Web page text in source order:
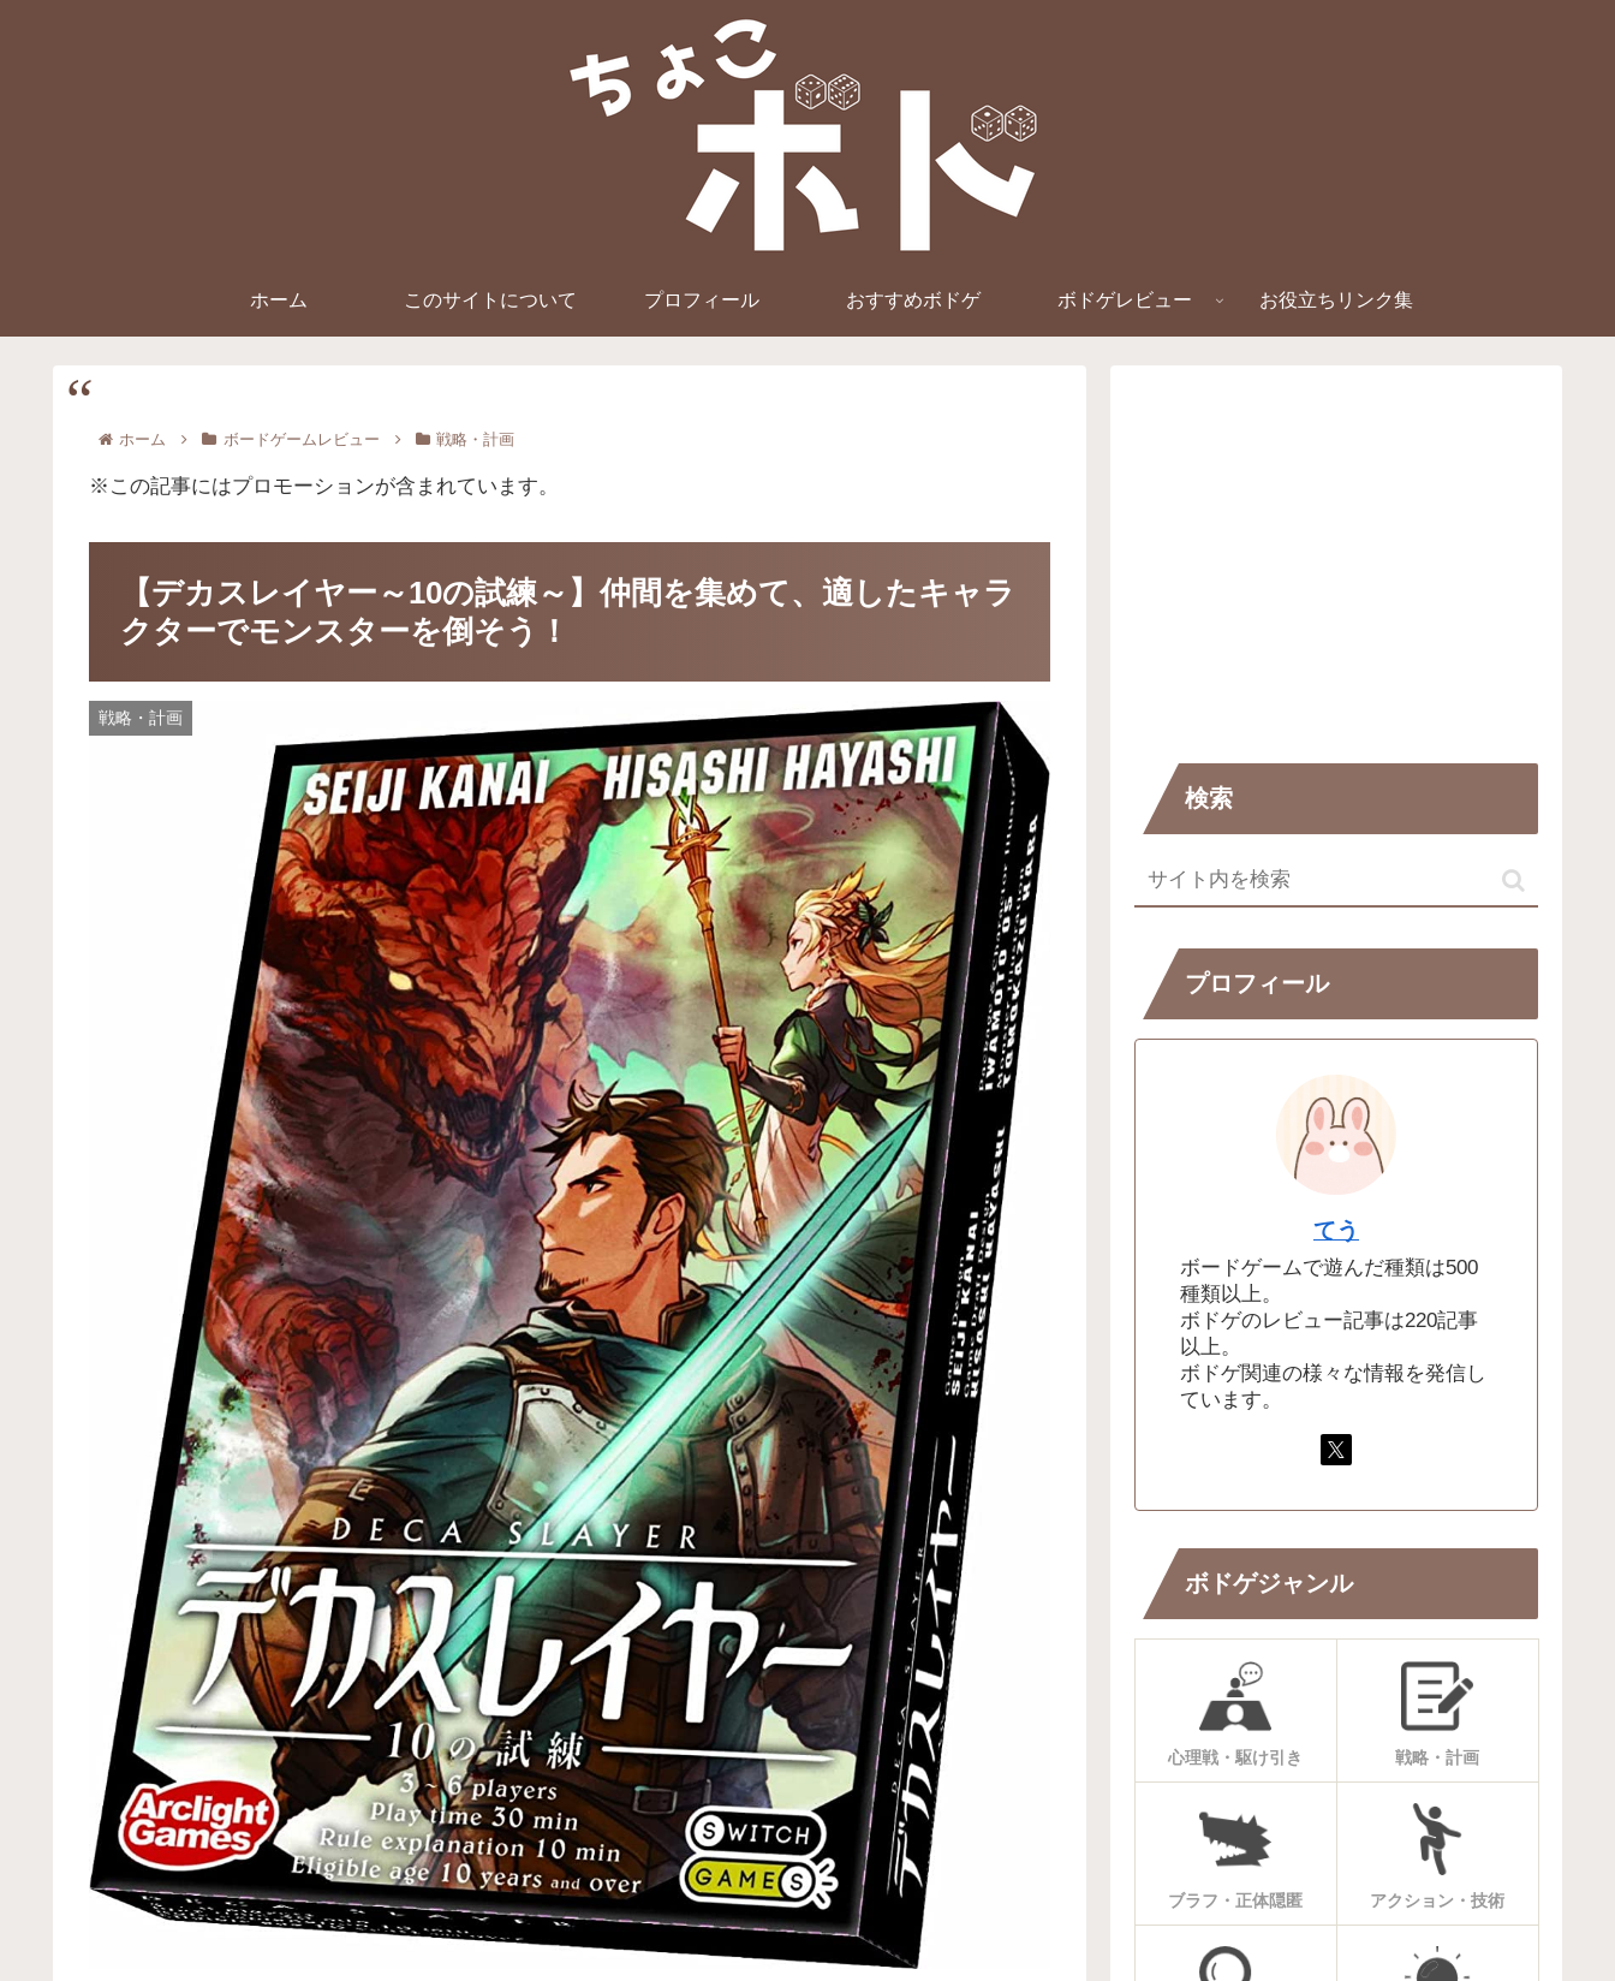
ホーム このサイトについて プロフィール おすすめボドゲ ボドゲレビュー お役立ちリンク集
ホーム ボードゲームレビュー 戦略・計画
※この記事にはプロモーションが含まれています。
【デカスレイヤー～10の試練～】仲間を集めて、適したキャラ
クターでモンスターを倒そう！
戦略・計画
検索
プロフィール
てう
ボードゲームで遊んだ種類は500
種類以上。
ボドゲのレビュー記事は220記事
以上。
ボドゲ関連の様々な情報を発信し
ています。
ボドゲジャンル
心理戦・駆け引き 戦略・計画
ブラフ・正体隠匿 アクション・技術